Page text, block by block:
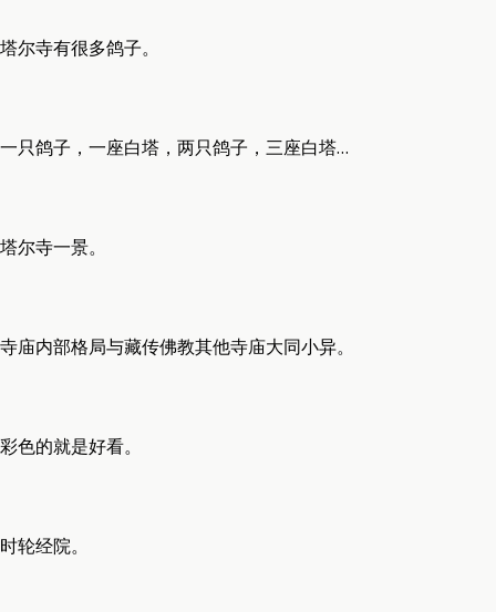
塔尔寺有很多鸽子。
一只鸽子，一座白塔，两只鸽子，三座白塔…
塔尔寺一景。
寺庙内部格局与藏传佛教其他寺庙大同小异。
彩色的就是好看。
时轮经院。